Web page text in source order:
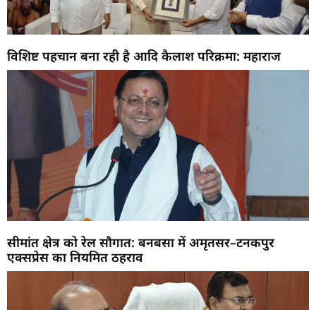
विशिष्ट पहचान बना रही है आदि कैलाश परिक्रमा: महाराज
सीमांत क्षेत्र को रेल सौगात: बनबसा में अमृतसर–टनकपुर
एक्सप्रेस का नियमित ठहराव